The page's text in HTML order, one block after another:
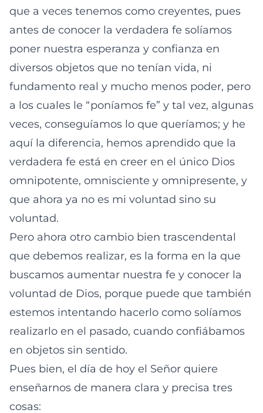
que a veces tenemos como creyentes, pues
antes de conocer la verdadera fe solíamos
poner nuestra esperanza y confianza en
diversos objetos que no tenían vida, ni
fundamento real y mucho menos poder, pero
a los cuales le “poníamos fe” y tal vez, algunas
veces, conseguíamos lo que queríamos; y he
aquí la diferencia, hemos aprendido que la
verdadera fe está en creer en el único Dios
omnipotente, omnisciente y omnipresente, y
que ahora ya no es mi voluntad sino su
voluntad.
Pero ahora otro cambio bien trascendental
que debemos realizar, es la forma en la que
buscamos aumentar nuestra fe y conocer la
voluntad de Dios, porque puede que también
estemos intentando hacerlo como solíamos
realizarlo en el pasado, cuando confiábamos
en objetos sin sentido.
Pues bien, el día de hoy el Señor quiere
enseñarnos de manera clara y precisa tres
cosas: